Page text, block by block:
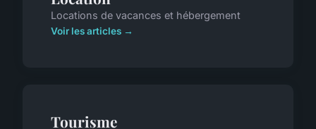
Locations de vacances et hébergement
Voir les articles →
Tourisme